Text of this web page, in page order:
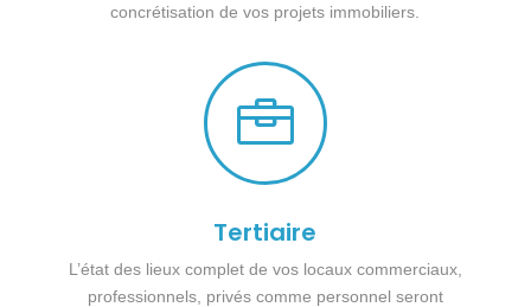
concrétisation de vos projets immobiliers.

Tertiaire
L’état des lieux complet de vos locaux commerciaux,
professionnels, privés comme personnel seront